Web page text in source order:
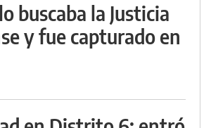
buscaba la Justicia
y fue capturado en